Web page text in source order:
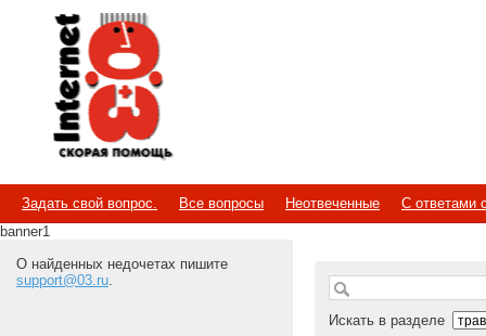
Internet
Скорая помощь
Задать свой вопрос. Все вопросы Неотвеченные
С ответами
banner1
О найденных недочетах пишите
support@03.ru.
Искать в разделе